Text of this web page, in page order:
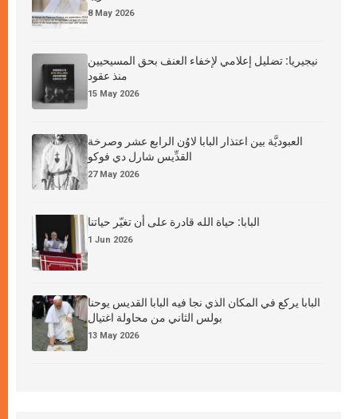
8 May 2026
نيجيريا: تضليل إعلامي لإخفاء العنف بحق المسيحيين
منذ عقود
15 May 2026
العبوديَّة بين اعتذار البابا لاوُن الرابع عشر وصرخة
القدِّيس شارل دي فوكو
27 May 2026
البابا: حياة الله قادرة على أن تغيّر حياتنا
1 Jun 2026
البابا يركع في المكان الذي نجا فيه البابا القديس يوحنا
بولس الثاني من محاولة اغتيال
13 May 2026